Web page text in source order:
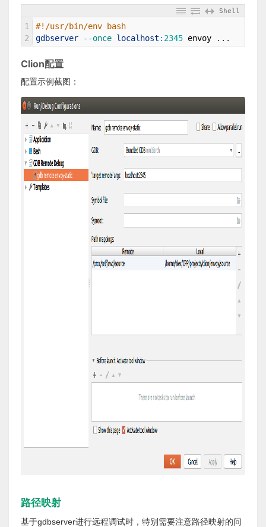
Shell
1
2
#!/usr/bin/env bash
gdbserver
--once localhost : 2345 envoy . . .
Clion配置
配置示例截图：
路径映射
基于gdbserver进行远程调试时，特别需要注意路径映射的问